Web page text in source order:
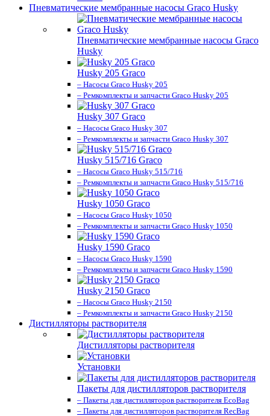
Пневматические мембранные насосы Graco Husky
Пневматические мембранные насосы Graco
Husky
Husky 205 Graco
– Насосы Graco Husky 205
– Ремкомплекты и запчасти Graco Husky 205
Husky 307 Graco
– Насосы Graco Husky 307
– Ремкомплекты и запчасти Graco Husky 307
Husky 515/716 Graco
– Насосы Graco Husky 515/716
– Ремкомплекты и запчасти Graco Husky 515/716
Husky 1050 Graco
– Насосы Graco Husky 1050
– Ремкомплекты и запчасти Graco Husky 1050
Husky 1590 Graco
– Насосы Graco Husky 1590
– Ремкомплекты и запчасти Graco Husky 1590
Husky 2150 Graco
– Насосы Graco Husky 2150
– Ремкомплекты и запчасти Graco Husky 2150
Дистилляторы растворителя
Дистилляторы растворителя
Установки
Пакеты для дистилляторов растворителя
– Пакеты для дистилляторов растворителя EcoBag
– Пакеты для дистилляторов растворителя RecBag